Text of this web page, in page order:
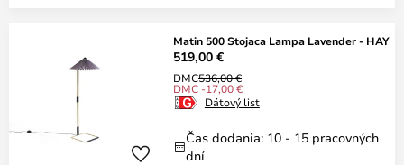
Matin 500 Stojaca Lampa Lavender - HAY
519,00 €
DMC536,00 €
DMC -17,00 €
Dátový list
Čas dodania: 10 - 15 pracovných
dní